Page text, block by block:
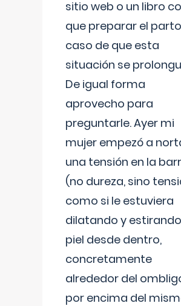
sitio web o un libro
que preparar el
caso de que esta
situación se
De igual forma
aprovecho para
preguntarle. Ayer mi
mujer empezó a
una tensión en la
(no dureza, sino
como si le estuviera
dilatando y
piel desde dentro,
concretamente
alrededor del
por encima del